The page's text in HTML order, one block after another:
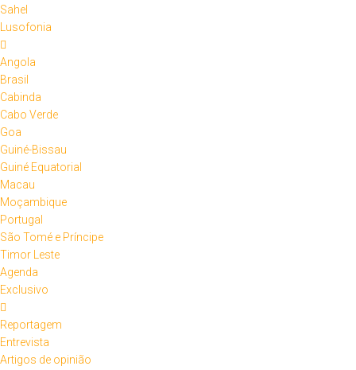
Sahel
Lusofonia
Angola
Brasil
Cabinda
Cabo Verde
Goa
Guiné-Bissau
Guiné Equatorial
Macau
Moçambique
Portugal
São Tomé e Príncipe
Timor Leste
Agenda
Exclusivo
Reportagem
Entrevista
Artigos de opinião